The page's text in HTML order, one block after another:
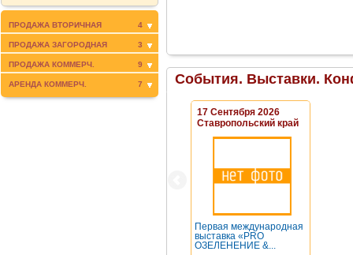
ПРОДАЖА ВТОРИЧНАЯ 4
ПРОДАЖА ЗАГОРОДНАЯ 3
ПРОДАЖА КОММЕРЧ. 9
АРЕНДА КОММЕРЧ. 7 События. Выставки.
17 Сентября 2026
Ставропольский край
Первая международная
выставка «PRO
ОЗЕЛЕНЕНИЕ &...